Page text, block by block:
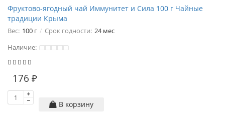
Фруктово-ягодный чай Иммунитет и Сила 100 г Чайные
традиции Крыма
Вес: 100 г Срок годности: 24 мес
Наличие:
176 ₽
В корзину